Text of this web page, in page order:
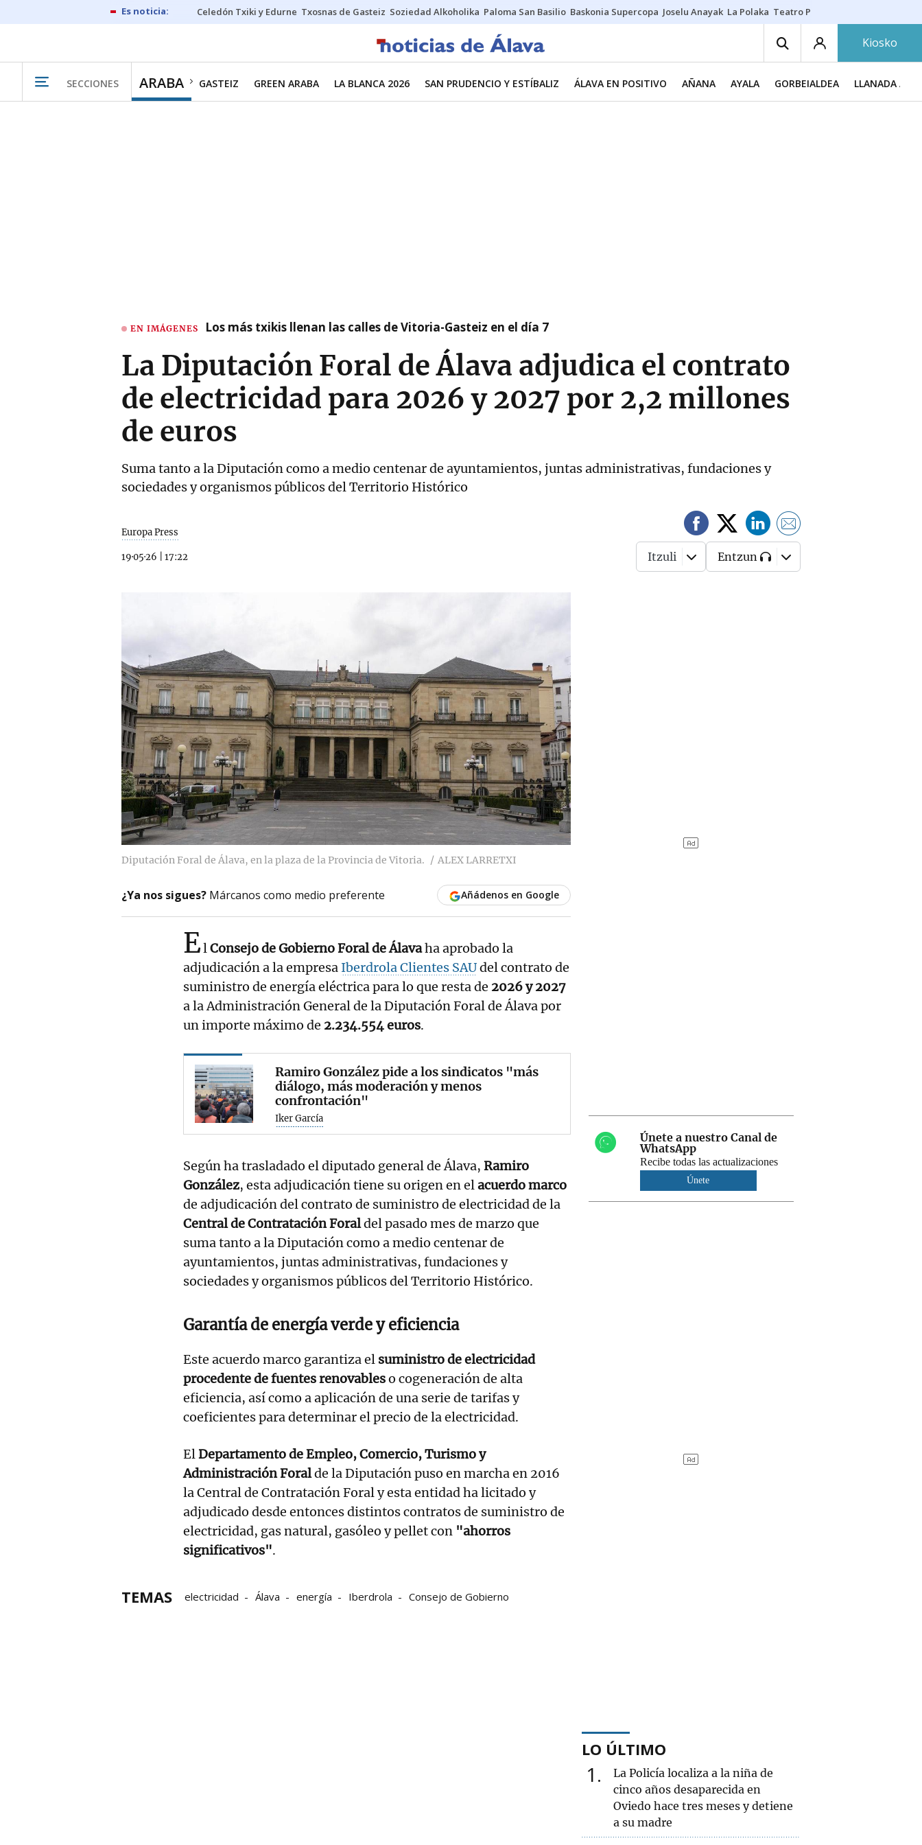
Celedón Txiki y Edurne Txosnas de Gasteiz Soziedad Alkoholika Paloma San Basilio Baskonia Supercopa Joselu Anayak La Polaka Teatro Principal
Kiosko
SECCIONES ARABA GASTEIZ GREEN ARABA LA BLANCA 2026 SAN PRUDENCIO Y ESTÍBALIZ ÁLAVA EN POSITIVO AÑANA AYALA GORBEIALDEA LLANADA
EN IMÁGENES Los más txikis llenan las calles de Vitoria-Gasteiz en el día 7
La Diputación Foral de Álava adjudica el contrato
de electricidad para 2026 y 2027 por 2,2 millones
de euros
Suma tanto a la Diputación como a medio centenar de ayuntamientos, juntas administrativas, fundaciones y
sociedades y organismos públicos del Territorio Histórico
Europa Press
19·05·26 17:22 Itzuli Entzun
Diputación Foral de Álava, en la plaza de la Provincia de Vitoria. ALEX LARRETXI
¿Ya nos sigues? Márcanos como medio preferente Añádenos en Google
ElConsejo de Gobierno Foral de Álavaha aprobado la
adjudicación a la empresa Iberdrola Clientes SAUdel contrato de
suministro de energía eléctrica para lo que resta de 2026 y 2027
a la Administración General de la Diputación Foral de Álava por
un importe máximo de 2.234.554 euros.
Ramiro González pide a los sindicatos "más
diálogo, más moderación y menos
confrontación"
Iker García
Según ha trasladado el diputado general de Álava, Ramiro
González, esta adjudicación tiene su origen en elacuerdo marco
de adjudicación del contrato de suministro de electricidad de la
Central de Contratación Foraldel pasado mes de marzo que
suma tanto a la Diputación como a medio centenar de
ayuntamientos, juntas administrativas, fundaciones y
sociedades y organismos públicos del Territorio Histórico.
Garantía de energía verde y eficiencia
Este acuerdo marco garantiza el suministro de electricidad
procedente de fuentes renovableso cogeneración de alta
eficiencia, así como a aplicación de una serie de tarifas y
coeficientes para determinar el precio de la electricidad.
ElDepartamento de Empleo, Comercio, Turismo y
Administración Foralde la Diputación puso en marcha en 2016
la Central de Contratación Foral y esta entidad ha licitado y
adjudicado desde entonces distintos contratos de suministro de
electricidad, gas natural, gasóleo y pellet con "ahorros
significativos".
TEMAS electricidad Álava energía Iberdrola Consejo de Gobierno
Únete a nuestro Canal de
WhatsApp
Recibe todas las actualizaciones
Únete
LO ÚLTIMO
1
La Policía localiza a la niña de
cinco años desaparecida en
Oviedo hace tres meses y detiene
a su madre